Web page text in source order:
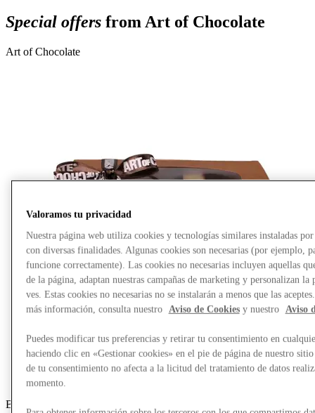
Special offers from Art of Chocolate
Art of Chocolate
Belgian chocolates 1 kilogram
Valoramos tu privacidad
Nuestra página web utiliza cookies y tecnologías similares instaladas
con diversas finalidades. Algunas cookies son necesarias (por ejemplo,
funcione correctamente). Las cookies no necesarias incluyen aquellas
de la página, adaptan nuestras campañas de marketing y personalizan la
ves. Estas cookies no necesarias no se instalarán a menos que las
más información, consulta nuestro
Aviso de Cookiesy nuestro Aviso
Puedes modificar tus preferencias y retirar tu consentimiento en
haciendo clic en «Gestionar cookies» en el pie de página de nuestro
de tu consentimiento no afecta a la licitud del tratamiento de datos
momento.